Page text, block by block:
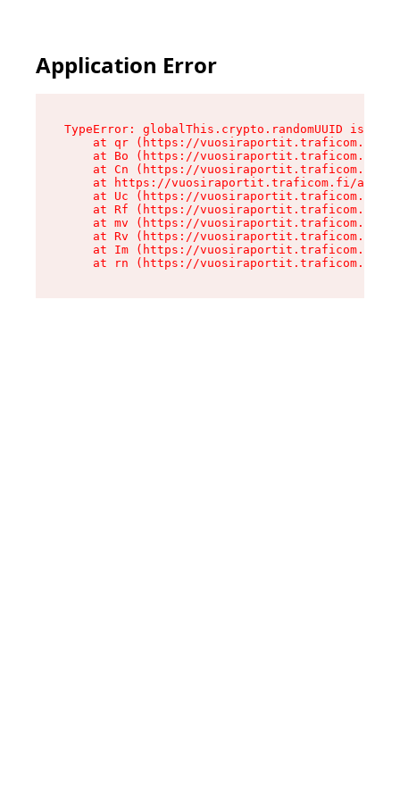
Application Error
TypeError: globalThis.crypto.randomUUID is
at qr (https://vuosiraportit.traficom.fi/
at Bo (https://vuosiraportit.traficom.fi/
at Cn (https://vuosiraportit.traficom.fi/
at https://vuosiraportit.traficom.fi/
at Uc (https://vuosiraportit.traficom.fi/
at Rf (https://vuosiraportit.traficom.fi/
at mv (https://vuosiraportit.traficom.fi/
at Rv (https://vuosiraportit.traficom.fi/
at Im (https://vuosiraportit.traficom.fi/
at rn (https://vuosiraportit.traficom.fi/